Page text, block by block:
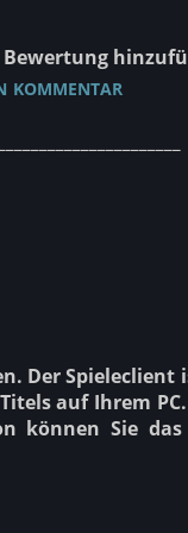
Bewertung
kommentar
Der Spieleclient
auf Ihrem
können Sie